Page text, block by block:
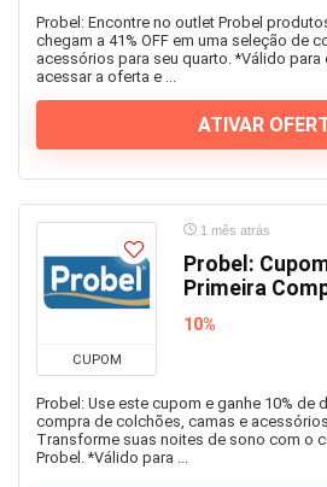
Probel: Encontre no outlet Probel
chegam a 41% OFF em uma seleção de
acessórios para seu quarto. *Válido
acessar a oferta e ...
ATIVAR
CUPOM
1 mês atrás
Probel:
Primeira
10%
Probel: Use este cupom e ganhe 10% de
compra de colchões, camas e
Transforme suas noites de sono com o
Probel. *Válido para ...